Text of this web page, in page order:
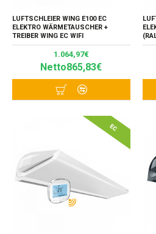
LUFTSCHLEIER WING E100 EC
ELEKTRO WÄRMETAUSCHER +
TREIBER WING EC WIFI
1.064,97€
Netto865,83€